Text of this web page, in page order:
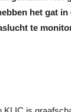
het gat in
te